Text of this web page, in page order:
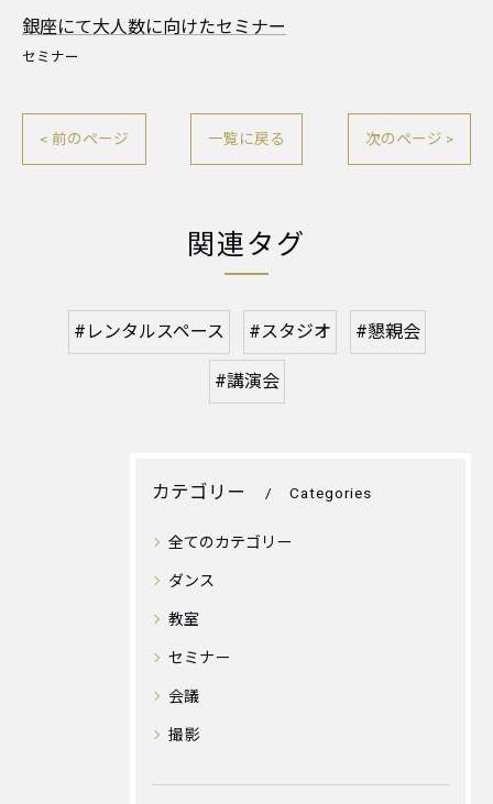
銀座にて大人数に向けたセミナー
セミナー
< 前のページ 一覧に戻る 次のページ >
関連タグ
#レンタルスペース #スタジオ #懇親会
#講演会
カテゴリー Categories
全てのカテゴリー
ダンス
教室
セミナー
会議
撮影